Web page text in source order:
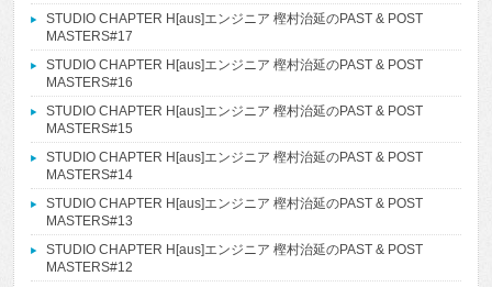
STUDIO CHAPTER H[aus]エンジニア 樫村治延のPAST & POST
MASTERS#17
STUDIO CHAPTER H[aus]エンジニア 樫村治延のPAST & POST
MASTERS#16
STUDIO CHAPTER H[aus]エンジニア 樫村治延のPAST & POST
MASTERS#15
STUDIO CHAPTER H[aus]エンジニア 樫村治延のPAST & POST
MASTERS#14
STUDIO CHAPTER H[aus]エンジニア 樫村治延のPAST & POST
MASTERS#13
STUDIO CHAPTER H[aus]エンジニア 樫村治延のPAST & POST
MASTERS#12